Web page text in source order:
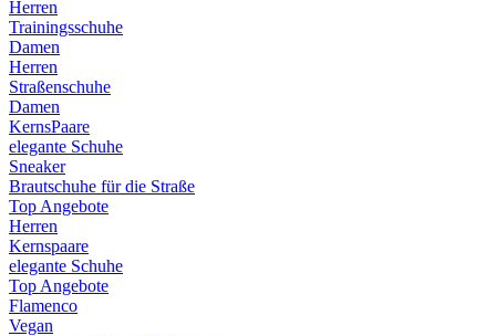
Herren
Trainingsschuhe
Damen
Herren
Straßenschuhe
Damen
KernsPaare
elegante Schuhe
Sneaker
Brautschuhe für die Straße
Top Angebote
Herren
Kernspaare
elegante Schuhe
Top Angebote
Flamenco
Vegan